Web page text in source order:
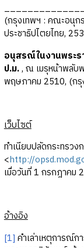
(กรุงเทพฯ : คณะอนุก
ประชาธิปไตยไทย,
อนุสรณ์ในงานพระร
ป.ม., ณ เมรุหน้าพลับ
พฤษภาคม 2510, (กรุ
เว็บไซต์
ทำเนียบปลัดกระทรวง
<http://
เมื่อวันที่ 1 กรกฎาคม
อ้างอิง
[1] คำเล่าเหตุการณ์